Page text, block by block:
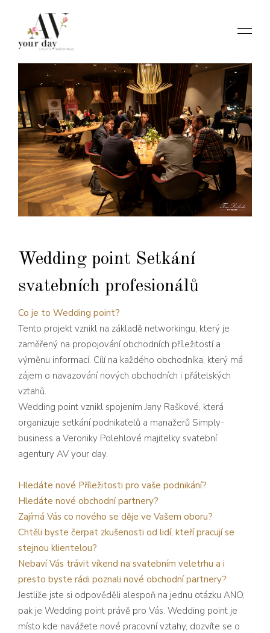
Wedding point Setkání
svatebních profesionálů
Co je to Wedding point?
Tento projekt vznikl na základě networkingu, který je
zaměřený na propojování obchodních příležitostí a
výměnu informací. Cílí na každého obchodníka, který má
zájem o navazování nových obchodních i přátelských
vztahů.
Wedding point vznikl spojením Jany Raškové, která
organizuje setkání podnikatelů a manažerů Simply-
business a Veroniky Polehlové majitelky svatební
agentury AV your day.
Hledáte nové Příležitosti pro vaše podnikání?
Hledáte nové obchodní partnery?
Zajímá Vás co nového se děje ve Vašem oboru?
Chtěli byste čerpat zkušenosti od lidí, kteří pracují se
stejnou klientelou?
Nebaví Vás trávit víkend na svatebním veletrhu a i
presto byste rádi poznali nové obchodní partnery?
Jestliže jste si odpověděli alespoň na jednu otázku ANO,
pak je Wedding point právě pro Vás. Wedding point je
místo kde navážete nové pracovní vztahy, dozvíte se o